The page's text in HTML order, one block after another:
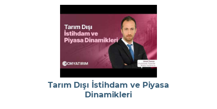
Tarım Dışı İstihdam ve Piyasa
Dinamikleri